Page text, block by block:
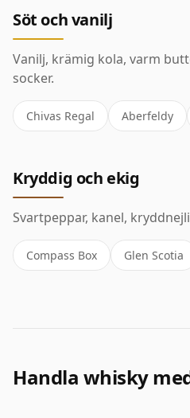
Söt och vanilj
Vanilj, krämig kola, varm
socker.
Chivas Regal Aberfeldy
Kryddig och ekig
Svartpeppar, kanel,
Compass Box Glen Scotia
Handla whisky